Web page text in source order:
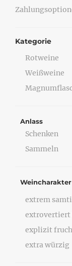
Kategorie
Rotweine
Weißweine
Anlass
Schenken
Sammeln
Weincharakter
extrem
explizit
extra würzig